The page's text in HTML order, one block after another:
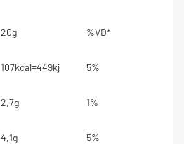
20g %VD*
107kcal=449kj 5%
2,7g 1%
4,1g 5%